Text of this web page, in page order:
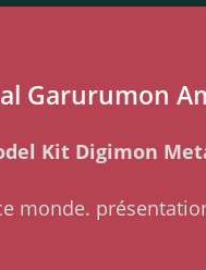
Garurumon
Kit Digimon
monde.